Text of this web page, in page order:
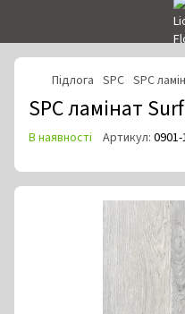
Підлога SPC SPC
SPC ламінат
В наявності Артикул: